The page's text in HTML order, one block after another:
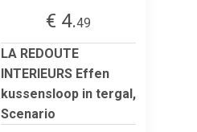
€ 4.49
LA REDOUTE
INTERIEURS Effen
kussensloop in tergal,
Scenario